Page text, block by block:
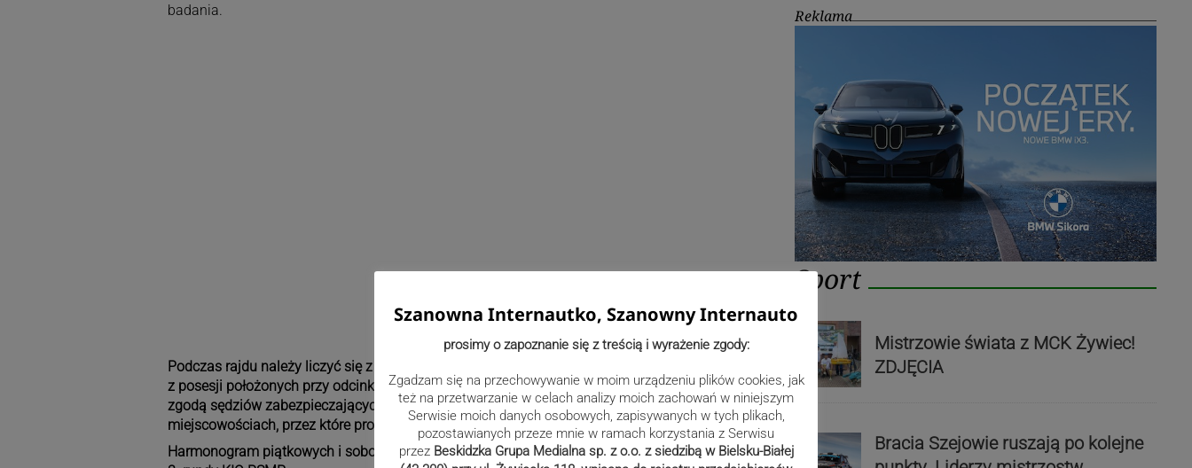
badania.
Podczas rajdu należy liczyć się z poważnymi utrudnieniami. Drogi są zamykane, a wjazd i wyjazd
z posesji położonych przy odcinkach specjalnych jest możliwy wyłącznie po konsultacji i za
zgodą sędziów zabezpieczających. Organizatorzy apelują o zamykanie psów i kotów w
miejscowościach, przez które prowadzą rajdowe oesy.
Harmonogram piątkowych i sobotnich zmagań uczestników Valvoline Rajdu Małopolski 2026 –
Reklama
Sport
Mistrzowie świata z MCK Żywiec!
ZDJĘCIA
Bracia Szejowie ruszają po kolejne
Szanowna Internautko, Szanowny Internauto
prosimy o zapoznanie się z treścią i wyrażenie zgody:
Zgadzam się na przechowywanie w moim urządzeniu plików cookies, jak
też na przetwarzanie w celach analizy moich zachowań w niniejszym
Serwisie moich danych osobowych, zapisywanych w tych plikach,
pozostawianych przeze mnie w ramach korzystania z Serwisu
przez Beskidzka Grupa Medialna sp. z o.o. z siedzibą w Bielsku-Białej